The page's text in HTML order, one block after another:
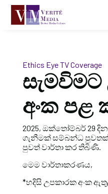
Ethics EyeTV Coverage
අංක පළ
2025, ඔක්තෝම්බර් 29
ගැනීමක් සම්බන්ධ පුවතක්
පුවත් වාර්තා කර තිබිණි.
මෙම වාර්තාකරණය,
*හදිසි උපකාරක අංක